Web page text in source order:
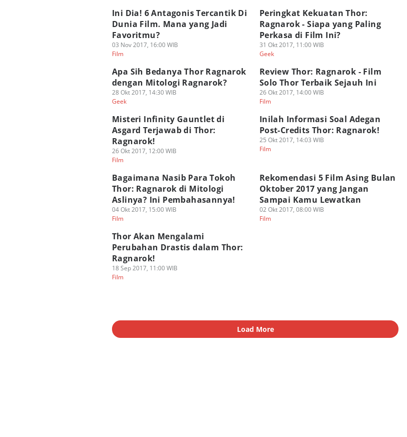
Ini Dia! 6 Antagonis Tercantik Di
Dunia Film. Mana yang Jadi
Favoritmu?
03 Nov 2017, 16:00 WIB
Film
Peringkat Kekuatan Thor:
Ragnarok - Siapa yang Paling
Perkasa di Film Ini?
31 Okt 2017, 11:00 WIB
Geek
Apa Sih Bedanya Thor Ragnarok
dengan Mitologi Ragnarok?
28 Okt 2017, 14:30 WIB
Geek
Review Thor: Ragnarok - Film
Solo Thor Terbaik Sejauh Ini
26 Okt 2017, 14:00 WIB
Film
Misteri Infinity Gauntlet di
Asgard Terjawab di Thor:
Ragnarok!
26 Okt 2017, 12:00 WIB
Film
Inilah Informasi Soal Adegan
Post-Credits Thor: Ragnarok!
25 Okt 2017, 14:03 WIB
Film
Bagaimana Nasib Para Tokoh
Thor: Ragnarok di Mitologi
Aslinya? Ini Pembahasannya!
04 Okt 2017, 15:00 WIB
Film
Rekomendasi 5 Film Asing Bulan
Oktober 2017 yang Jangan
Sampai Kamu Lewatkan
02 Okt 2017, 08:00 WIB
Film
Thor Akan Mengalami
Perubahan Drastis dalam Thor:
Ragnarok!
18 Sep 2017, 11:00 WIB
Film
Load More